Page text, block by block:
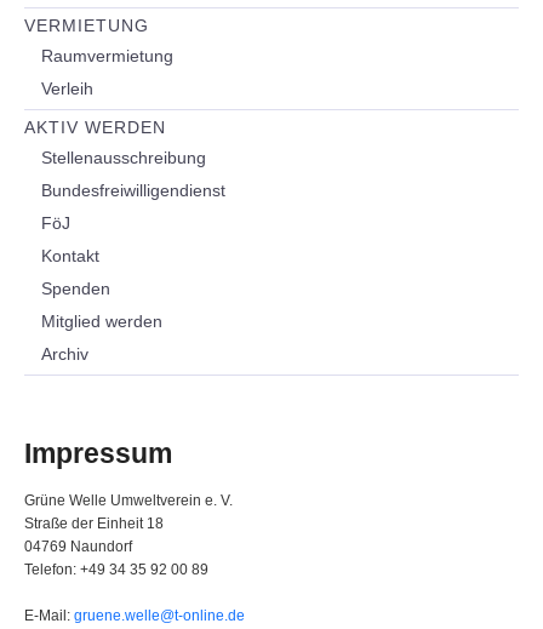
VERMIETUNG
Raumvermietung
Verleih
AKTIV WERDEN
Stellenausschreibung
Bundesfreiwilligendienst
FöJ
Kontakt
Spenden
Mitglied werden
Archiv
Impressum
Grüne Welle Umweltverein e. V.
Straße der Einheit 18
04769 Naundorf
Telefon: +49 34 35 92 00 89
E-Mail: gruene.welle@t-online.de